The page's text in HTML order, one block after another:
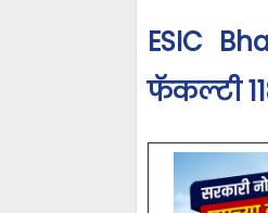
ESIC
फॅकल्टी